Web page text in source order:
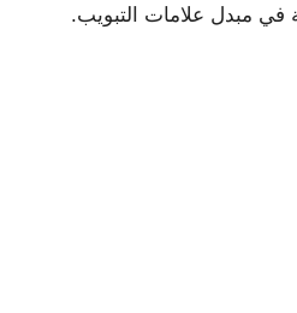
في مبدل علامات التبويب.